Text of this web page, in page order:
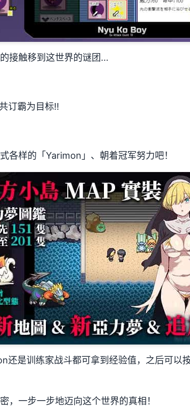
接触移到这世界的谜团...
订霸为目标!!
各样的「Yarimon」、朝着冠军努力吧！
还是训练家战斗都可拿到经验值，之后可以
，一步一步地迈向这个世界的真相！